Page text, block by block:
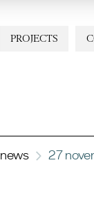
PROJECTS
news 27